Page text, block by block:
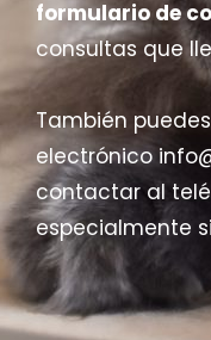
formulario de
consultas que
También
electrónico
contactar al
especialmente